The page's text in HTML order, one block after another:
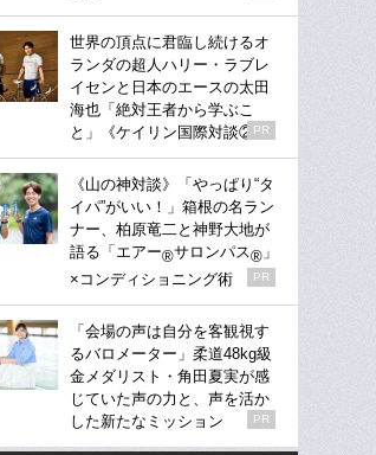
世界の頂点に君臨し続けるオ
ランダの超人ハリー・ラブレ
イセンと日本のエースの太田
海也「絶対王者から学ぶこ
と」《ケイリン国際対談②》
PR
《山の神対談》「やっぱり“タ
イパ”がいい！」箱根の名ラン
ナー、柏原竜二と神野大地が
語る「エアー®サロンパス® 」
×コンディショニング術
PR
「会場の声は自分を客観視す
るバロメーター」柔道48kg級
金メダリスト・角田夏実が感
じていた声の力と、声を活か
した新たなミッション
PR